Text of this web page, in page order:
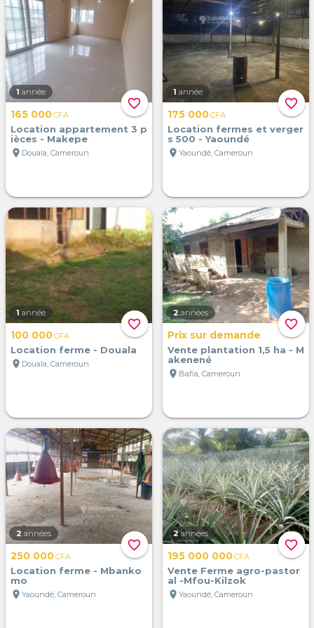
favorite_border
1 année
165 000CFA
Location appartement 3 p
ièces - Makepe
location_on Douala, Cameroun
favorite_border
1 année
175 000CFA
Location fermes et verger
s 500 - Yaoundé
location_on Yaoundé, Cameroun
favorite_border
1 année
100 000CFA
Location ferme - Douala
location_on Douala, Cameroun
favorite_border
2 années
Prix sur demande
Vente plantation 1,5 ha - M
akenené
location_on Bafia, Cameroun
favorite_border
2 années
250 000CFA
Location ferme - Mbanko
mo
location_on Yaoundé, Cameroun
favorite_border
2 années
195 000 000CFA
Vente Ferme agro-pastor
al -Mfou-Kilzok
location_on Yaoundé, Cameroun